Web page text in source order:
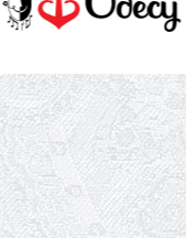
і
Бородіної